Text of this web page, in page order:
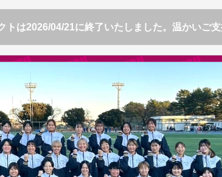
トは2026/04/21に終了いたしました。温かいご